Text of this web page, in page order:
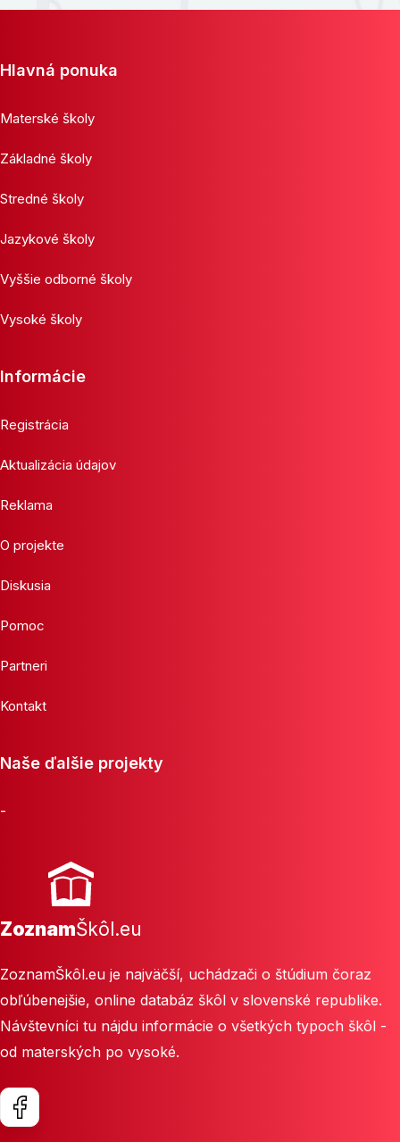
Hlavná ponuka
Materské školy
Základné školy
Stredné školy
Jazykové školy
Vyššie odborné školy
Vysoké školy
Informácie
Registrácia
Aktualizácia údajov
Reklama
O projekte
Diskusia
Pomoc
Partneri
Kontakt
Naše ďalšie projekty
-
ZoznamŠkôl.eu
ZoznamŠkôl.eu je najväčší, uchádzači o štúdium čoraz
obľúbenejšie, online databáz škôl v slovenské republike.
Návštevníci tu nájdu informácie o všetkých typoch škôl -
od materských po vysoké.